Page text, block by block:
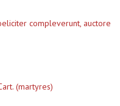
compleverunt, auctore
(martyres)